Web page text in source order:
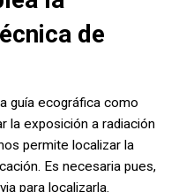
de
guía ecográfica como
la exposición a radiación
permite localizar la
Es necesaria pues,
para localizarla.